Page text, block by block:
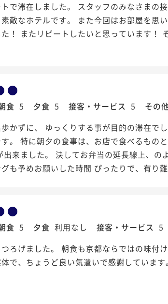
で滞在しました。 スタッフのみなさまの
敵なホテルです。 また今回はお部屋を思
！ またリピートしたいと思っています！
食 5 夕食 5 接客・サービス 5 その
かずに、 ゆっくりする事が目的の滞在で
。 特に朝夕の食事は、お店で食べるもの
来ました。 決してお弁当の延長線上、の
も予めお願いした時間 ぴったりで、有り難
食 5 夕食 利用なし 接客・サービス 5
ろげました。 朝食も京都ならではの味付
で、ちょうど良い気遣いで感謝しています